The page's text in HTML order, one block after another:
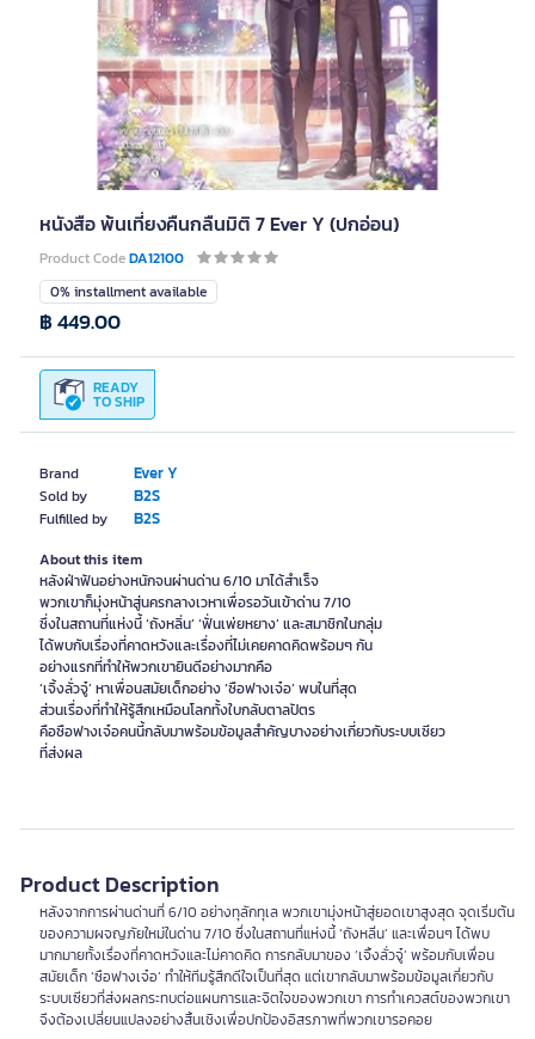
หนังสือ พ้นเที่ยงคืนกลืนมิติ 7 Ever Y (ปกอ่อน)
Product CodeDA12100
Brand Ever Y
Sold by B2S
Fulfilled by B2S
0% installment available
READY
TO SHIP
฿ 449.00
About this item
หลังฝ่าฟันอย่างหนักจนผ่านด่าน 6/10 มาได้สำเร็จ
พวกเขาก็มุ่งหน้าสู่นครกลางเวหาเพื่อรอวันเข้าด่าน 7/10
ซึ่งในสถานที่แห่งนี้ ‘ถังหลิ่น’ ‘ฟั่นเพ่ยหยาง’ และสมาชิกในกลุ่ม
ได้พบกับเรื่องที่คาดหวังและเรื่องที่ไม่เคยคาดคิดพร้อมๆ กัน
อย่างแรกที่ทำให้พวกเขายินดีอย่างมากคือ
‘เจิ้งลั่วจู๋’ หาเพื่อนสมัยเด็กอย่าง ‘ซือฟางเจ๋อ’ พบในที่สุด
ส่วนเรื่องที่ทำให้รู้สึกเหมือนโลกทั้งใบกลับตาลปัตร
คือซือฟางเจ๋อคนนี้กลับมาพร้อมข้อมูลสำคัญบางอย่างเกี่ยวกับระบบเซียว
ที่ส่งผล
Product Description
หลังจากการผ่านด่านที่ 6/10 อย่างทุลักทุเล พวกเขามุ่งหน้าสู่ยอดเขาสูงสุด จุดเริ่มต้น
ของความผจญภัยใหม่ในด่าน 7/10 ซึ่งในสถานที่แห่งนี้ ‘ถังหลิ่น’ และเพื่อนๆ ได้พบ
มากมายทั้งเรื่องที่คาดหวังและไม่คาดคิด การกลับมาของ ‘เจิ้งลั่วจู๋’ พร้อมกับเพื่อน
สมัยเด็ก ‘ซือฟางเจ๋อ’ ทำให้ทีมรู้สึกดีใจเป็นที่สุด แต่เขากลับมาพร้อมข้อมูลเกี่ยวกับ
ระบบเซียวที่ส่งผลกระทบต่อแผนการและจิตใจของพวกเขา การทำเควสต์ของพวกเขา
จึงต้องเปลี่ยนแปลงอย่างสิ้นเชิงเพื่อปกป้องอิสรภาพที่พวกเขารอคอย